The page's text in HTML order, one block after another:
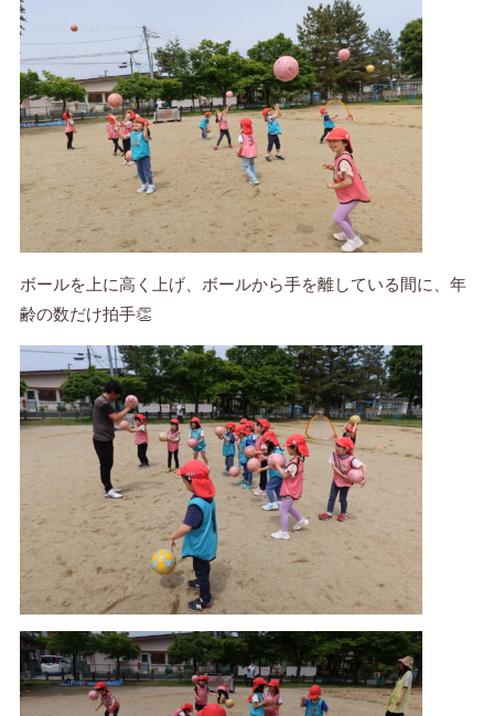
ボールを上に高く上げ、ボールから手を離している間に、年
齢の数だけ拍手👏